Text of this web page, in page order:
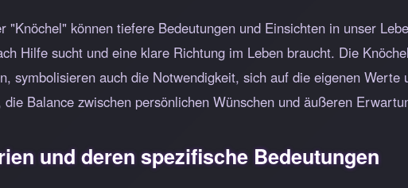
"Knöchel" können tiefere Bedeutungen und Einsichten in unser
Hilfe sucht und eine klare Richtung im Leben braucht. Die
symbolisieren auch die Notwendigkeit, sich auf die eigenen
Balance zwischen persönlichen Wünschen und äußeren
und deren spezifische Bedeutungen